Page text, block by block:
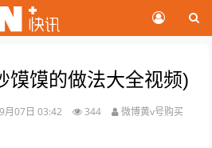
馍馍的做法大全视频)
月07日 03:42 344 微博黄v号购买